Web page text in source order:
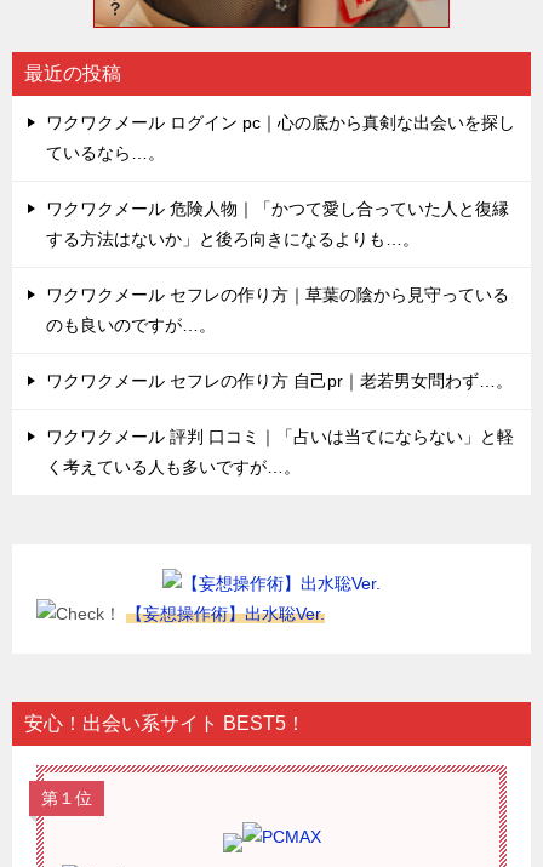
最近の投稿
ワクワクメール ログイン pc｜心の底から真剣な出会いを探し
ているなら…。
ワクワクメール 危険人物｜「かつて愛し合っていた人と復縁
する方法はないか」と後ろ向きになるよりも…。
ワクワクメール セフレの作り方｜草葉の陰から見守っている
のも良いのですが…。
ワクワクメール セフレの作り方 自己pr｜老若男女問わず…。
ワクワクメール 評判 口コミ｜「占いは当てにならない」と軽
く考えている人も多いですが…。
【妄想操作術】出水聡Ver.
安心！出会い系サイト BEST5！
第１位